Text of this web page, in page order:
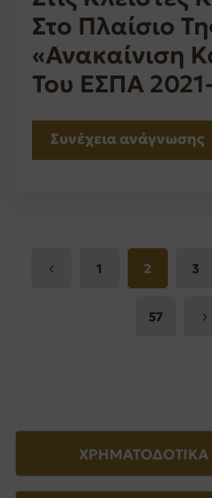
Στο Πλαίσιο
«Ανακαίνιση
Του ΕΣΠΑ
Συνέχεια ανάγνωσης
1 2 3
57
ΧΡΗΜΑΤΟΔΟΤΙΚΑ